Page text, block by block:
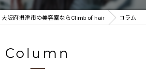
大阪府摂津市の美容室ならClimb of hair コラム
Column